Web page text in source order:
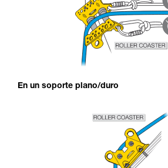
En un soporte plano/duro